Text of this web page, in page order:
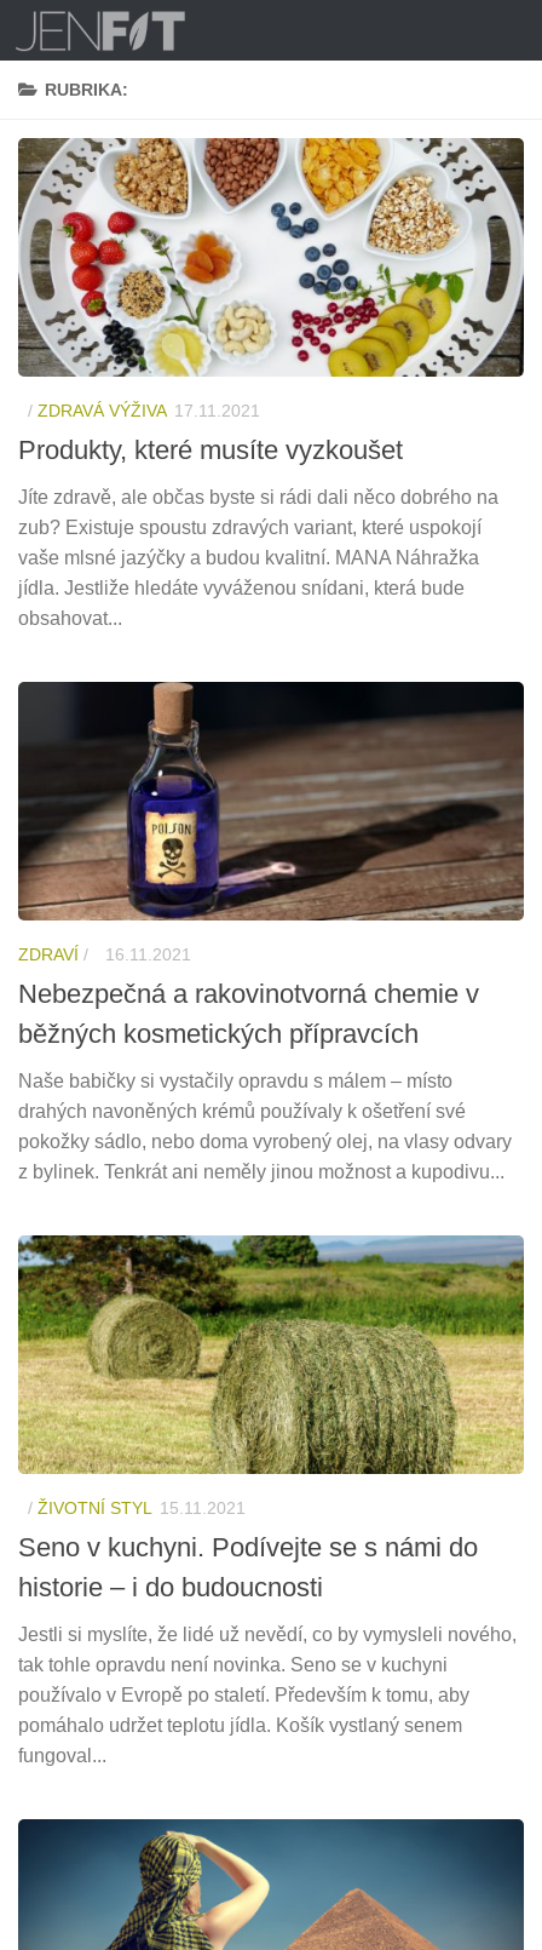
Skip to content
RUBRIKA:
/ ZDRAVÁ VÝŽIVA 17.11.2021
Produkty, které musíte vyzkoušet
Jíte zdravě, ale občas byste si rádi dali něco dobrého na
zub? Existuje spoustu zdravých variant, které uspokojí
vaše mlsné jazýčky a budou kvalitní. MANA Náhražka
jídla. Jestliže hledáte vyváženou snídani, která bude
obsahovat...
ZDRAVÍ / 16.11.2021
Nebezpečná a rakovinotvorná chemie v
běžných kosmetických přípravcích
Naše babičky si vystačily opravdu s málem – místo
drahých navoněných krémů používaly k ošetření své
pokožky sádlo, nebo doma vyrobený olej, na vlasy odvary
z bylinek. Tenkrát ani neměly jinou možnost a kupodivu...
/ ŽIVOTNÍ STYL 15.11.2021
Seno v kuchyni. Podívejte se s námi do
historie – i do budoucnosti
Jestli si myslíte, že lidé už nevědí, co by vymysleli nového,
tak tohle opravdu není novinka. Seno se v kuchyni
používalo v Evropě po staletí. Především k tomu, aby
pomáhalo udržet teplotu jídla. Košík vystlaný senem
fungoval...